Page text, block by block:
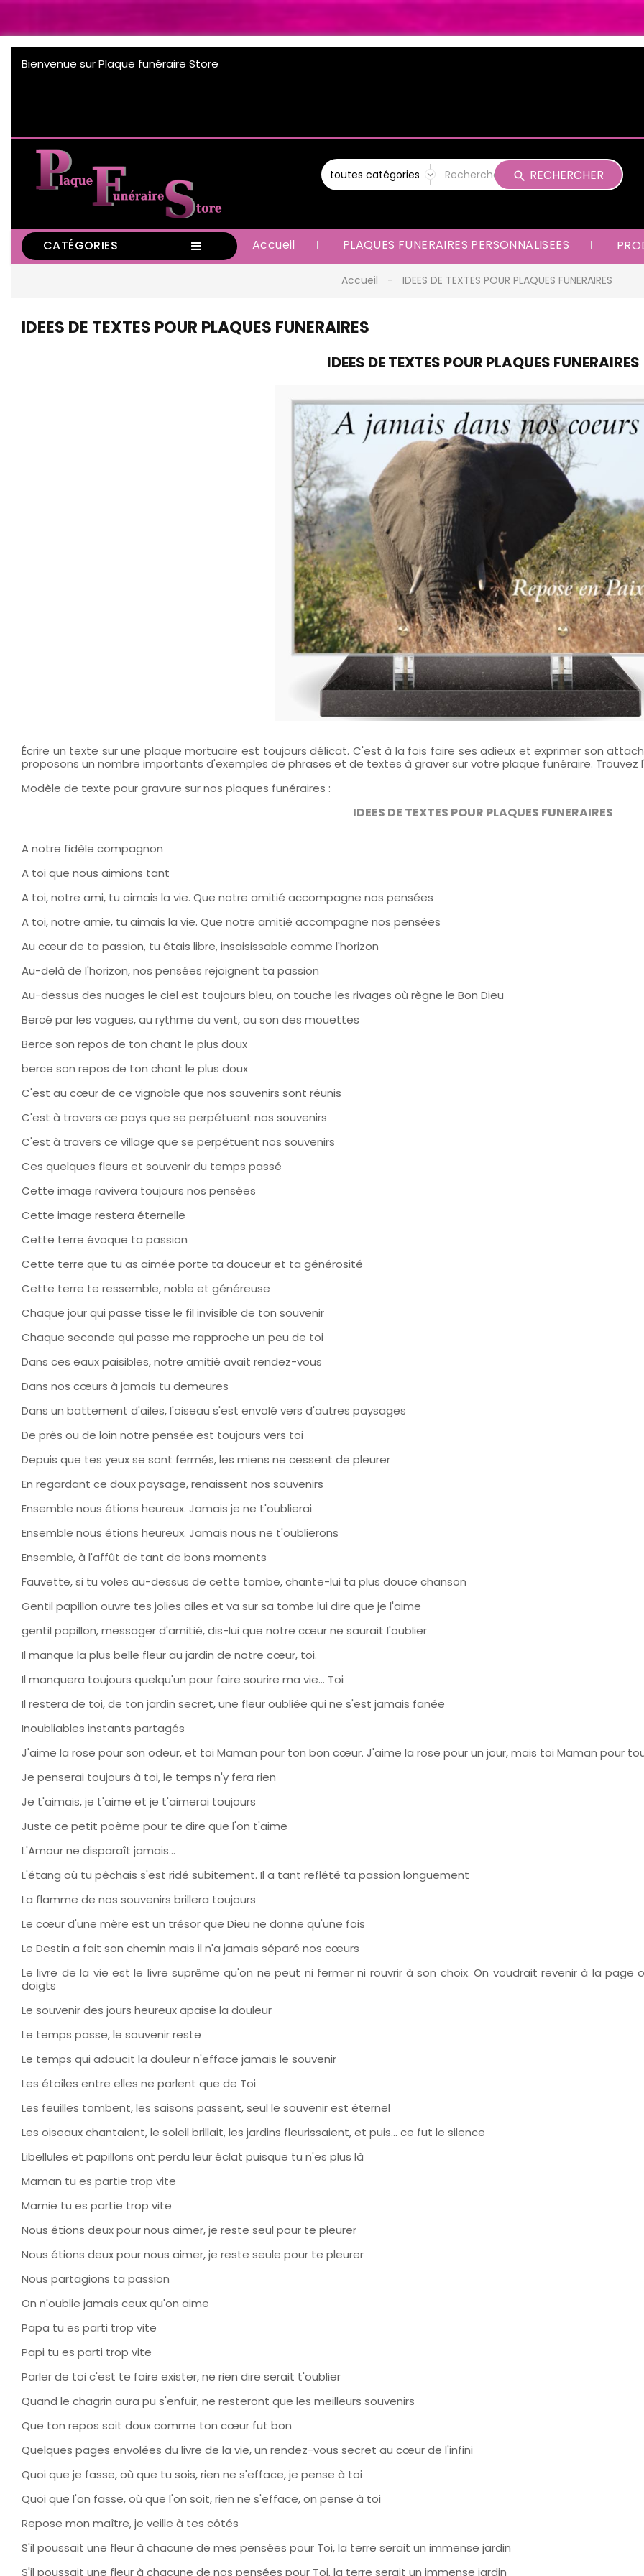
Bienvenue sur Plaque funéraire Store
RECHERCHER
CATÉGORIES Accueil PLAQUES FUNERAIRES PERSONNALISEES
Accueil IDEES DE TEXTES POUR PLAQUES FUNERAIRES
IDEES DE TEXTES POUR PLAQUES FUNERAIRES
IDEES DE TEXTES POUR PLAQUES FUNERAIRES
Écrire un texte sur une plaque mortuaire est toujours délicat. C'est à la fois faire ses adieux et exprimer son
proposons un nombre importants d'exemples de phrases et de textes à graver sur votre plaque funéraire. Trouvez
Modèle de texte pour gravure sur nos plaques funéraires :
IDEES DE TEXTES POUR PLAQUES FUNERAIRES
A notre fidèle compagnon
A toi que nous aimions tant
A toi, notre ami, tu aimais la vie. Que notre amitié accompagne nos pensées
A toi, notre amie, tu aimais la vie. Que notre amitié accompagne nos pensées
Au cœur de ta passion, tu étais libre, insaisissable comme l'horizon
Au-delà de l'horizon, nos pensées rejoignent ta passion
Au-dessus des nuages le ciel est toujours bleu, on touche les rivages où règne le Bon Dieu
Bercé par les vagues, au rythme du vent, au son des mouettes
Berce son repos de ton chant le plus doux
berce son repos de ton chant le plus doux
C'est au cœur de ce vignoble que nos souvenirs sont réunis
C'est à travers ce pays que se perpétuent nos souvenirs
C'est à travers ce village que se perpétuent nos souvenirs
Ces quelques fleurs et souvenir du temps passé
Cette image ravivera toujours nos pensées
Cette image restera éternelle
Cette terre évoque ta passion
Cette terre que tu as aimée porte ta douceur et ta générosité
Cette terre te ressemble, noble et généreuse
Chaque jour qui passe tisse le fil invisible de ton souvenir
Chaque seconde qui passe me rapproche un peu de toi
Dans ces eaux paisibles, notre amitié avait rendez-vous
Dans nos cœurs à jamais tu demeures
Dans un battement d'ailes, l'oiseau s'est envolé vers d'autres paysages
De près ou de loin notre pensée est toujours vers toi
Depuis que tes yeux se sont fermés, les miens ne cessent de pleurer
En regardant ce doux paysage, renaissent nos souvenirs
Ensemble nous étions heureux. Jamais je ne t'oublierai
Ensemble nous étions heureux. Jamais nous ne t'oublierons
Ensemble, à l'affût de tant de bons moments
Fauvette, si tu voles au-dessus de cette tombe, chante-lui ta plus douce chanson
Gentil papillon ouvre tes jolies ailes et va sur sa tombe lui dire que je l'aime
gentil papillon, messager d'amitié, dis-lui que notre cœur ne saurait l'oublier
Il manque la plus belle fleur au jardin de notre cœur, toi.
Il manquera toujours quelqu'un pour faire sourire ma vie… Toi
Il restera de toi, de ton jardin secret, une fleur oubliée qui ne s'est jamais fanée
Inoubliables instants partagés
J'aime la rose pour son odeur, et toi Maman pour ton bon cœur. J'aime la rose pour un jour, mais toi Maman pour
Je penserai toujours à toi, le temps n'y fera rien
Je t'aimais, je t'aime et je t'aimerai toujours
Juste ce petit poème pour te dire que l'on t'aime
L'Amour ne disparaît jamais...
L'étang où tu pêchais s'est ridé subitement. Il a tant reflété ta passion longuement
La flamme de nos souvenirs brillera toujours
Le cœur d'une mère est un trésor que Dieu ne donne qu'une fois
Le Destin a fait son chemin mais il n'a jamais séparé nos cœurs
Le livre de la vie est le livre suprême qu'on ne peut ni fermer ni rouvrir à son choix. On voudrait revenir à la
doigts
Le souvenir des jours heureux apaise la douleur
Le temps passe, le souvenir reste
Le temps qui adoucit la douleur n'efface jamais le souvenir
Les étoiles entre elles ne parlent que de Toi
Les feuilles tombent, les saisons passent, seul le souvenir est éternel
Les oiseaux chantaient, le soleil brillait, les jardins fleurissaient, et puis… ce fut le silence
Libellules et papillons ont perdu leur éclat puisque tu n'es plus là
Maman tu es partie trop vite
Mamie tu es partie trop vite
Nous étions deux pour nous aimer, je reste seul pour te pleurer
Nous étions deux pour nous aimer, je reste seule pour te pleurer
Nous partagions ta passion
On n'oublie jamais ceux qu'on aime
Papa tu es parti trop vite
Papi tu es parti trop vite
Parler de toi c'est te faire exister, ne rien dire serait t'oublier
Quand le chagrin aura pu s'enfuir, ne resteront que les meilleurs souvenirs
Que ton repos soit doux comme ton cœur fut bon
Quelques pages envolées du livre de la vie, un rendez-vous secret au cœur de l'infini
Quoi que je fasse, où que tu sois, rien ne s'efface, je pense à toi
Quoi que l'on fasse, où que l'on soit, rien ne s'efface, on pense à toi
Repose mon maître, je veille à tes côtés
S'il poussait une fleur à chacune de mes pensées pour Toi, la terre serait un immense jardin
S'il poussait une fleur à chacune de nos pensées pour Toi, la terre serait un immense jardin